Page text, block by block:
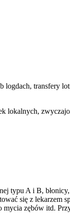
logdach, transfery
lokalnych,
typu A i B,
się z lekarzem
zębów itd.